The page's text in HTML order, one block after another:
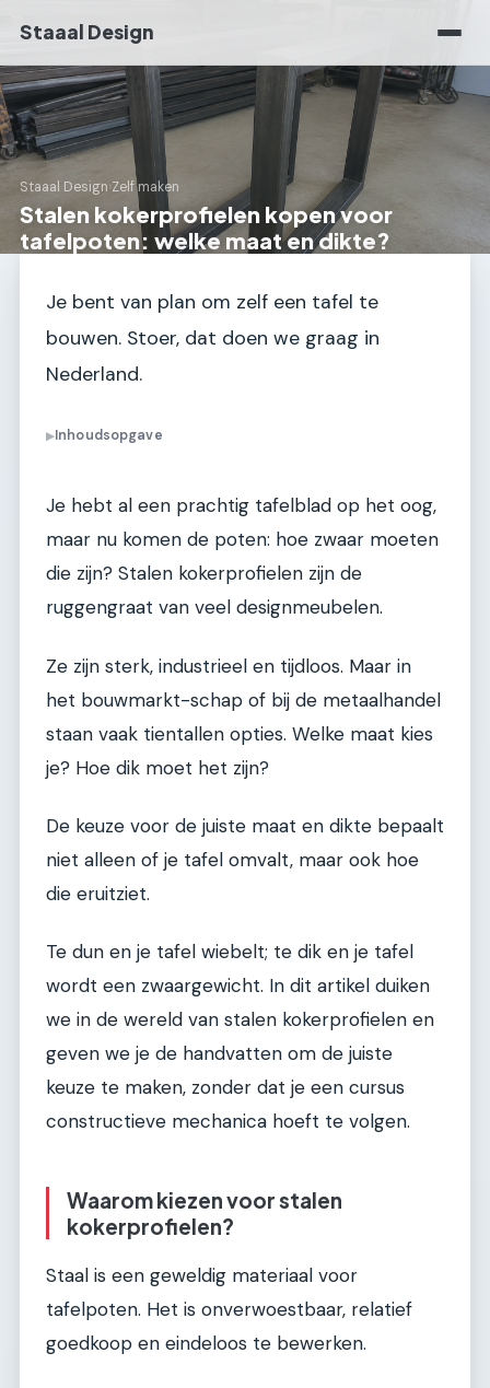
Staaal Design
Staaal Design›Zelf maken
Stalen kokerprofielen kopen voor
tafelpoten: welke maat en dikte?
Je bent van plan om zelf een tafel te
bouwen. Stoer, dat doen we graag in
Nederland.
▶Inhoudsopgave
Je hebt al een prachtig tafelblad op het oog,
maar nu komen de poten: hoe zwaar moeten
die zijn? Stalen kokerprofielen zijn de
ruggengraat van veel designmeubelen.
Ze zijn sterk, industrieel en tijdloos. Maar in
het bouwmarkt-schap of bij de metaalhandel
staan vaak tientallen opties. Welke maat kies
je? Hoe dik moet het zijn?
De keuze voor de juiste maat en dikte bepaalt
niet alleen of je tafel omvalt, maar ook hoe
die eruitziet.
Te dun en je tafel wiebelt; te dik en je tafel
wordt een zwaargewicht. In dit artikel duiken
we in de wereld van stalen kokerprofielen en
geven we je de handvatten om de juiste
keuze te maken, zonder dat je een cursus
constructieve mechanica hoeft te volgen.
Waarom kiezen voor stalen
kokerprofielen?
Staal is een geweldig materiaal voor
tafelpoten. Het is onverwoestbaar, relatief
goedkoop en eindeloos te bewerken.